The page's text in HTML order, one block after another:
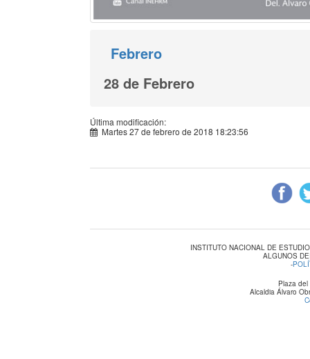
Febrero
28 de Febrero
Última modificación:
Martes 27 de febrero de 2018 18:23:56
INSTITUTO NACIONAL DE
ALGUNOS
-
Plaza
Alcaldia Álvaro